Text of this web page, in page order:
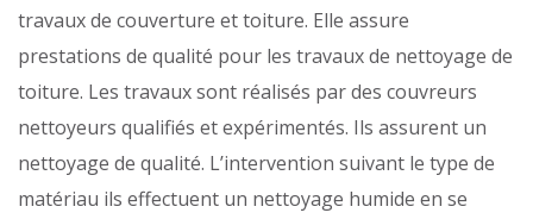
travaux de couverture et toiture. Elle assure
prestations de qualité pour les travaux de nettoyage de
toiture. Les travaux sont réalisés par des couvreurs
nettoyeurs qualifiés et expérimentés. Ils assurent un
nettoyage de qualité. L’intervention suivant le type de
matériau ils effectuent un nettoyage humide en se